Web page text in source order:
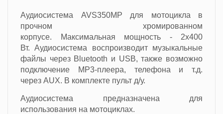
Аудиосистема AVS350MP для мотоцикла в
прочном хромированном
корпусе. Максимальная мощность - 2x400
Вт. Аудиосистема воспроизводит музыкальные
файлы через Bluetooth и USB, также возможно
подключение MP3-плеера, телефона и т.д.
через AUX. В комплекте пульт д/у.
Аудиосистема предназначена для
использования на мотоциклах.